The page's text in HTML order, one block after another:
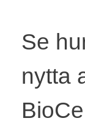
Se
nytta